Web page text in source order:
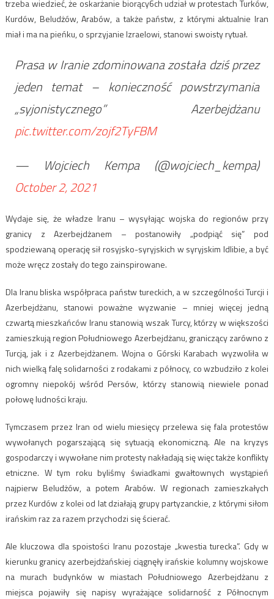
trzeba wiedzieć, że oskarżanie biorący6ch udział w protestach Turków,
Kurdów, Beludżów, Arabów, a także państw, z którymi aktualnie Iran
miał i ma na pieńku, o sprzyjanie Izraelowi, stanowi swoisty rytuał.
Prasa w Iranie zdominowana została dziś przez
jeden temat – konieczność powstrzymania
„syjonistycznego” Azerbejdżanu
pic.twitter.com/zojf2TyFBM
— Wojciech Kempa (@wojciech_kempa)
October 2, 2021
Wydaje się, że władze Iranu – wysyłając wojska do regionów przy
granicy z Azerbejdżanem – postanowiły „podpiąć się” pod
spodziewaną operację sił rosyjsko-syryjskich w syryjskim Idlibie, a być
może wręcz zostały do tego zainspirowane.
Dla Iranu bliska współpraca państw tureckich, a w szczególności Turcji i
Azerbejdżanu, stanowi poważne wyzwanie – mniej więcej jedną
czwartą mieszkańców Iranu stanowią wszak Turcy, którzy w większości
zamieszkują region Południowego Azerbejdżanu, graniczący zarówno z
Turcją, jak i z Azerbejdżanem. Wojna o Górski Karabach wyzwoliła w
nich wielką falę solidarności z rodakami z północy, co wzbudziło z kolei
ogromny niepokój wśród Persów, którzy stanowią niewiele ponad
połowę ludności kraju.
Tymczasem przez Iran od wielu miesięcy przelewa się fala protestów
wywołanych pogarszającą się sytuacją ekonomiczną. Ale na kryzys
gospodarczy i wywołane nim protesty nakładają się więc także konflikty
etniczne. W tym roku byliśmy świadkami gwałtownych wystąpień
najpierw Beludżów, a potem Arabów. W regionach zamieszkałych
przez Kurdów z kolei od lat działają grupy partyzanckie, z którymi siłom
irańskim raz za razem przychodzi się ścierać.
Ale kluczowa dla spoistości Iranu pozostaje „kwestia turecka”. Gdy w
kierunku granicy azerbejdżańskiej ciągnęły irańskie kolumny wojskowe
na murach budynków w miastach Południowego Azerbejdżanu z
miejsca pojawiły się napisy wyrażające solidarność z Północnym